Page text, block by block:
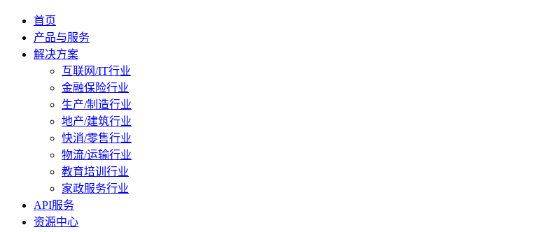
首页
产品与服务
解决方案
互联网/IT行业
金融保险行业
生产/制造行业
地产/建筑行业
快消/零售行业
物流/运输行业
教育培训行业
家政服务行业
API服务
资源中心